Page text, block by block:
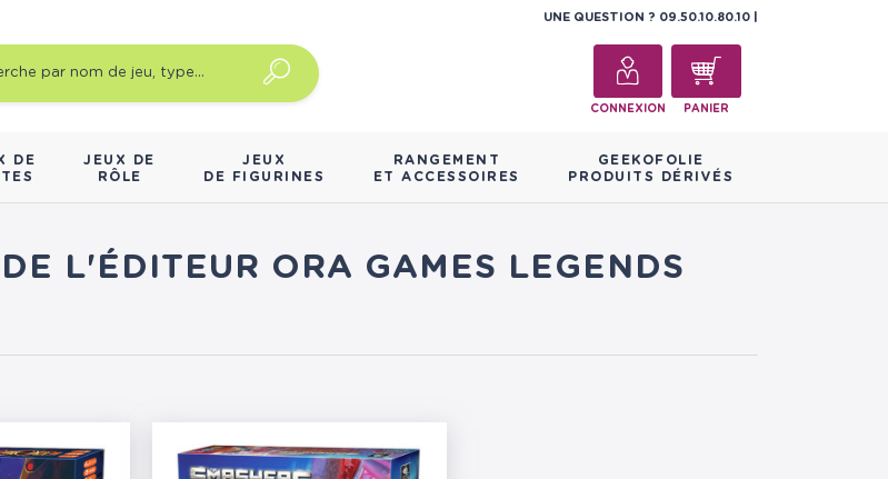
UNE QUESTION ? 09.50.10.80.10
CONNEXION PANIER
DE
JEUX DE
RÔLE
JEUX
DE FIGURINES
RANGEMENT
ET ACCESSOIRES
GEEKOFOLIE
PRODUITS DÉRIVÉS
L'ÉDITEUR ORA GAMES LEGENDS